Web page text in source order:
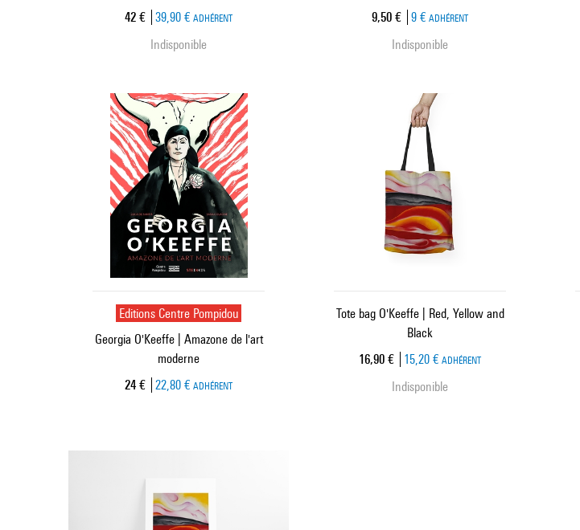
Prix ​​actuel
42 € 39,90 € ADHÉRENT
Indisponible
Prix ​​actuel
9,50 € 9 € ADHÉRENT
Indisponible
Editions Centre Pompidou
Georgia O'Keeffe | Amazone de l'art
moderne
Prix ​​actuel
24 € 22,80 € ADHÉRENT
Tote bag O'Keeffe | Red, Yellow and
Black
Prix ​​actuel
16,90 € 15,20 € ADHÉRENT
Indisponible